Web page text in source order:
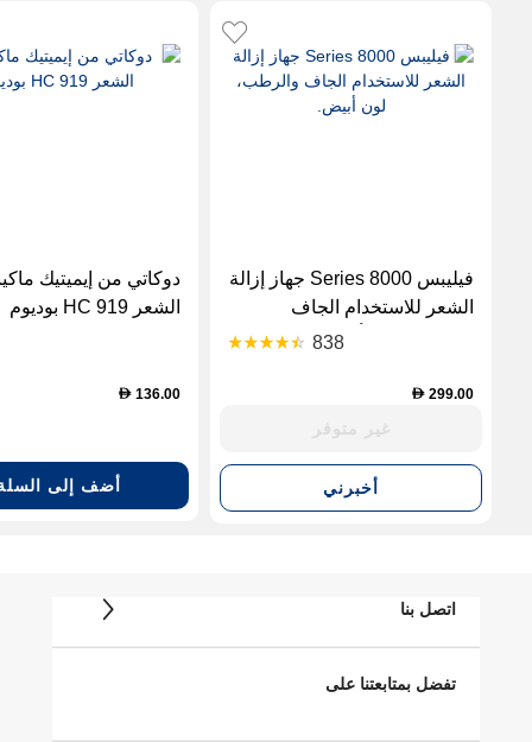
فيليبس Series 8000 جهاز إزالة
الشعر للاستخدام الجاف
والرطب، لون أبيض.
838
D 299.00
أخبرني
دوكاتي من إيميتيك
الشعر HC 919 بوديوم
D 136.00
أضف إلى
اتصل بنا
تفضل بمتابعتنا على